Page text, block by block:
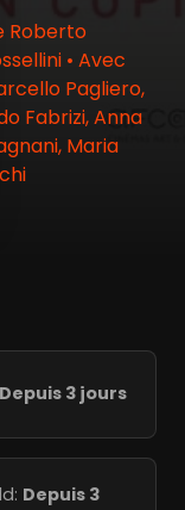
Roberto
• Avec
Pagliero,
Fabrizi, Anna
Maria
Depuis 3 jours
Depuis 3